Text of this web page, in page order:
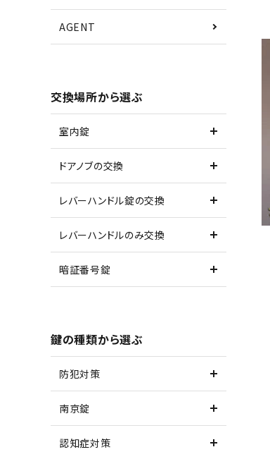
AGENT
交換場所から選ぶ
室内錠
ドアノブの交換
レバーハンドル錠の交換
レバーハンドルのみ交換
暗証番号錠
鍵の種類から選ぶ
防犯対策
南京錠
認知症対策